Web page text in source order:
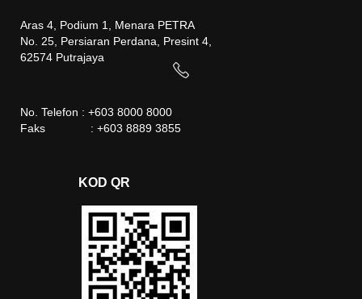
Aras 4, Podium 1, Menara PETRA
No. 25, Persiaran Perdana, Presint 4,
62574 Putrajaya
No. Telefon : +603 8000 8000
Faks : +603 8889 3855
KOD QR